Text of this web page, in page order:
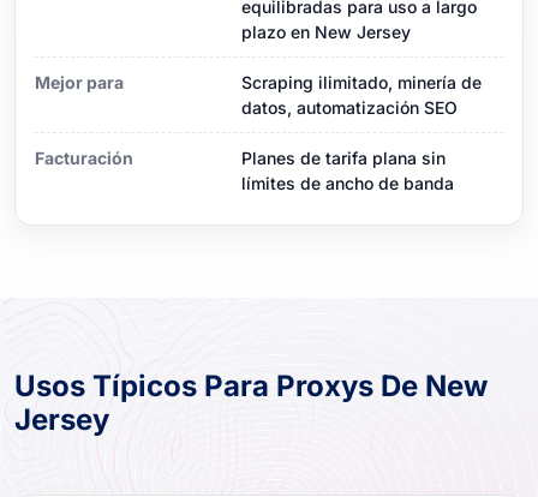
equilibradas para uso a largo
plazo en New Jersey
Mejor para
Scraping ilimitado, minería de
datos, automatización SEO
Facturación
Planes de tarifa plana sin
límites de ancho de banda
Usos Típicos Para Proxys De New
Jersey